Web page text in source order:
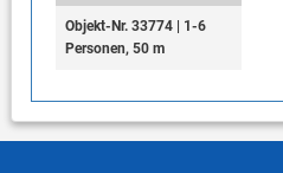
Objekt-Nr. 33774 | 1-6
Personen, 50 m